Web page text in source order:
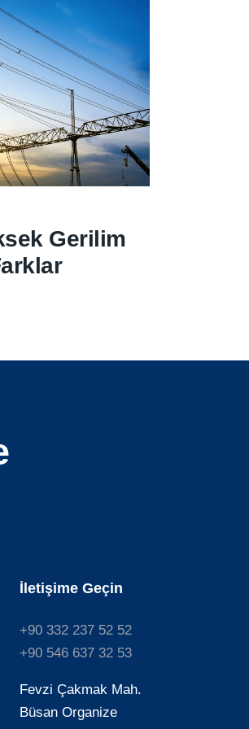
Gerilim
İletişime Geçin
+90 332 237 52 52
+90 546 637 32 53
Fevzi Çakmak Mah.
Büsan Organize